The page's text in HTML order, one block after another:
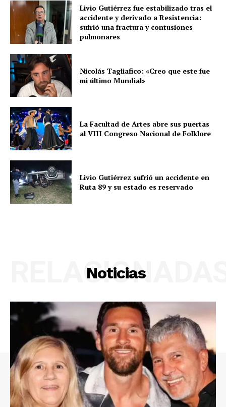
Livio Gutiérrez fue estabilizado tras el
accidente y derivado a Resistencia:
sufrió una fractura y contusiones
pulmonares
Nicolás Tagliafico: «Creo que este fue
mi último Mundial»
La Facultad de Artes abre sus puertas
al VIII Congreso Nacional de Folklore
Livio Gutiérrez sufrió un accidente en
Ruta 89 y su estado es reservado
Noticias